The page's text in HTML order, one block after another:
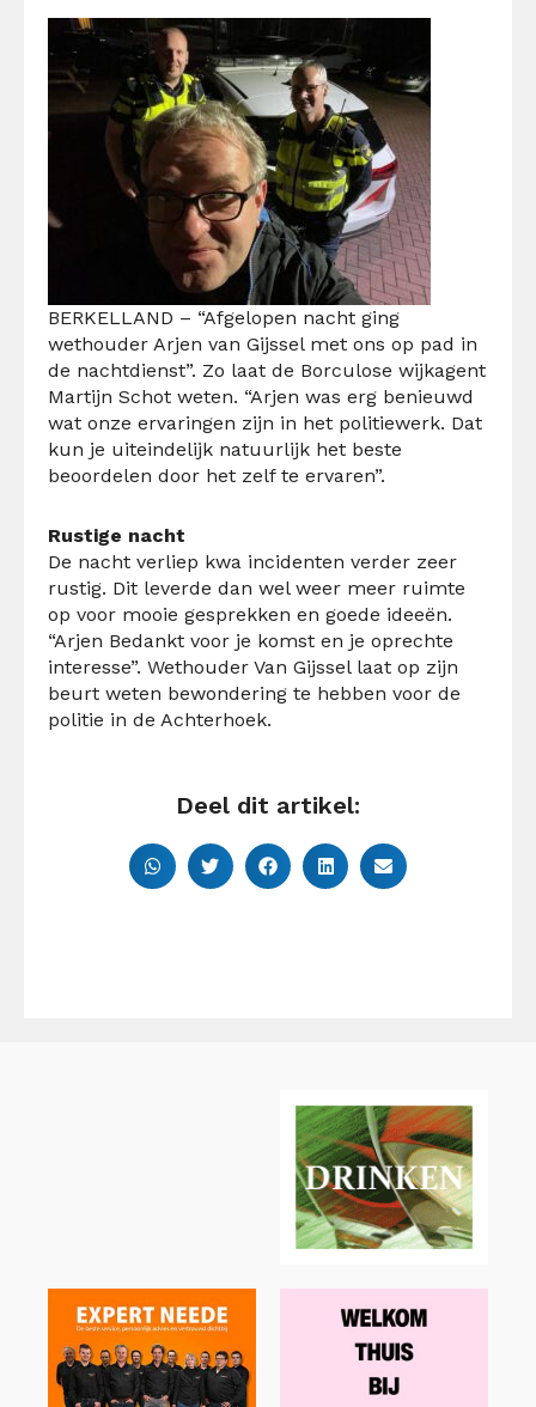
BERKELLAND – “Afgelopen nacht ging
wethouder Arjen van Gijssel met ons op pad in
de nachtdienst”. Zo laat de Borculose wijkagent
Martijn Schot weten. “Arjen was erg benieuwd
wat onze ervaringen zijn in het politiewerk. Dat
kun je uiteindelijk natuurlijk het beste
beoordelen door het zelf te ervaren”.
Rustige nacht
De nacht verliep kwa incidenten verder zeer
rustig. Dit leverde dan wel weer meer ruimte
op voor mooie gesprekken en goede ideeën.
“Arjen Bedankt voor je komst en je oprechte
interesse”. Wethouder Van Gijssel laat op zijn
beurt weten bewondering te hebben voor de
politie in de Achterhoek.
Deel dit artikel: